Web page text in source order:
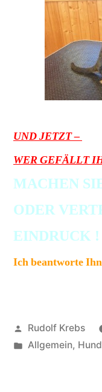
UND JETZT –
WER GEFÄLLT
MACHEN
ODER
EINDRUCK !
Ich beantworte
Veröffentlicht
von
Rudolf Krebs
Veröffentlicht
Allgemein,